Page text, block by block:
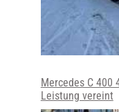
Mercedes C 400
Leistung vereint